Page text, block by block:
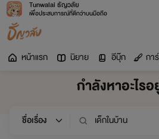
Tunwalai ธัญวลัย
เพื่อประสบการณ์ที่ดีกว่าบนมือถือ
หน้าแรก นิยาย อีบุ๊ก กา
กำลังหาอะไร